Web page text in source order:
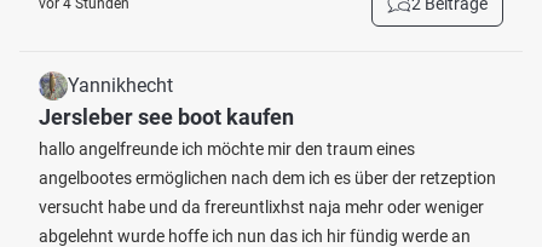
vor 4 Stunden
Yannikhecht
Jersleber see boot kaufen
hallo angelfreunde ich möchte mir den traum eines
angelbootes ermöglichen nach dem ich es über der retzeption
versucht habe und da frereuntlixhst naja mehr oder weniger
abgelehnt wurde hoffe ich nun das ich hir fündig werde an